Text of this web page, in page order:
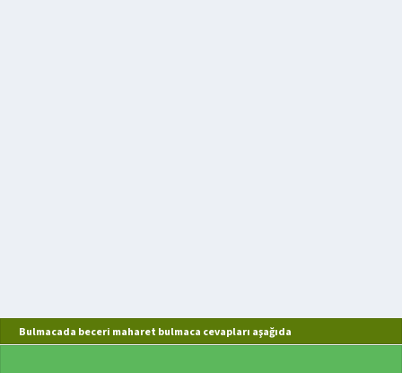
Bulmacada beceri maharet bulmaca cevapları aşağıda